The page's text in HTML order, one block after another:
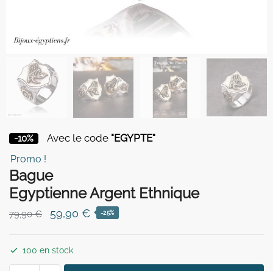
-10% Avec le code "EGYPTE"
Promo !
Bague
Egyptienne Argent Ethnique
79,90€
Le
initial
était :
59,90 €Le
est :
-25%
100 en stock